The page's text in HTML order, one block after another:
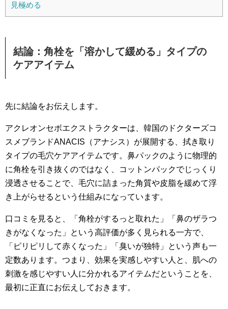
見極める
結論：角栓を「溶かして緩める」タイプの
ケアアイテム
先に結論をお伝えします。
アクレオンセボエクストラクターは、韓国のドクターズコ
スメブランドANACIS（アナシス）が展開する、拭き取り
タイプの毛穴ケアアイテムです。鼻パックのように物理的
に角栓を引き抜くのではなく、コットンパックでじっくり
浸透させることで、毛穴に詰まった角質や皮脂を緩めて浮
き上がらせるという仕組みになっています。
口コミを見ると、「角栓がするっと取れた」「鼻のザラつ
きがなくなった」という高評価が多く見られる一方で、
「ピリピリして赤くなった」「臭いが独特」という声も一
定数あります。つまり、効果を実感しやすい人と、肌への
刺激を感じやすい人に分かれるアイテムだということを、
最初に正直にお伝えしておきます。